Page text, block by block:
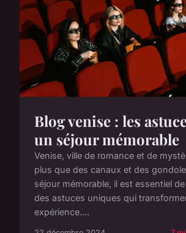
Blog venise : les
un séjour mémorable
Venise, ville de romance et de
plus que des canaux et des
séjour mémorable, il est essentiel
des astuces uniques qui
expérience....